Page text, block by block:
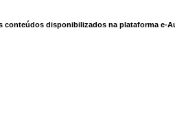
conteúdos disponibilizados na plataforma e-